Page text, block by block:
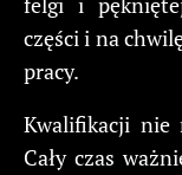
części i na
pracy.
Kwalifikacji nie
Cały czas